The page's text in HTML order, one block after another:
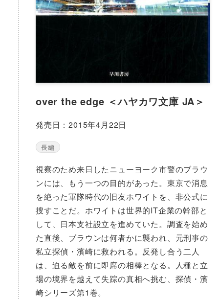
over the edge ＜ハヤカワ文庫 JA＞
発売日：2015年4月22日
長編
視察のため来日したニューヨーク市警のブラウ
ンには、もう一つの目的があった。東京で消息
を絶った軍隊時代の旧友ホワイトを、非公式に
捜すことだ。ホワイトは世界的IT企業の幹部と
して、日本支社設立を進めていた。調査を始め
た直後、ブラウンは何者かに襲われ、元刑事の
私立探偵・濱崎に救われる。反発し合う二人
は、迫る敵を前に即席の相棒となる。人種と立
場の境界を越えて失踪の真相へ挑む、探偵・濱
崎シリーズ第1巻。